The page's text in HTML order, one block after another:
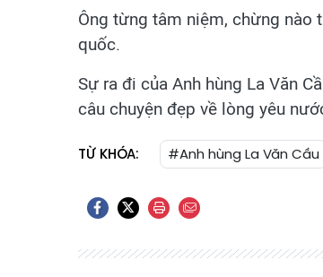
Ông từng tâm niệm, chừng nào
quốc.
Sự ra đi của Anh hùng La Văn
câu chuyện đẹp về lòng yêu
TỪ KHÓA: #Anh hùng La Văn Cầu